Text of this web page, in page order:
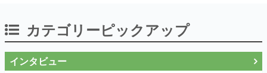
カテゴリーピックアップ
インタビュー